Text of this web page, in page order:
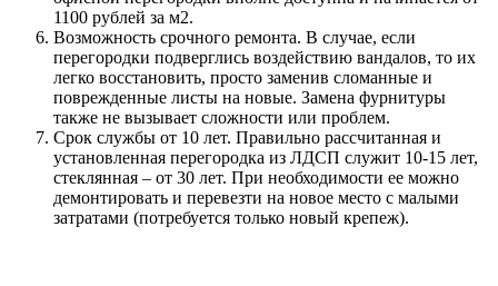
1100 рублей за м2.
Возможность срочного ремонта. В случае, если
перегородки подверглись воздействию вандалов, то их
легко восстановить, просто заменив сломанные и
поврежденные листы на новые. Замена фурнитуры
также не вызывает сложности или проблем.
Срок службы от 10 лет. Правильно рассчитанная и
установленная перегородка из ЛДСП служит 10-15 лет,
стеклянная – от 30 лет. При необходимости ее можно
демонтировать и перевезти на новое место с малыми
затратами (потребуется только новый крепеж).